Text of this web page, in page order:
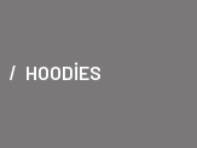
HOODIES